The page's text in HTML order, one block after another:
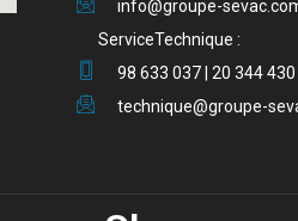
info@groupe-
ServiceTechnique :
98 633 037 | 20 344 430
technique@groupe-